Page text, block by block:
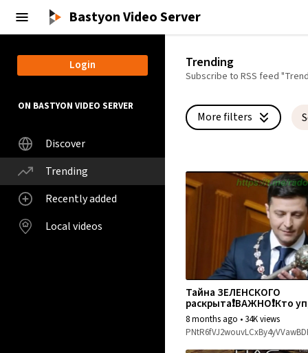
Bastyon Video Server
Login
ON BASTYON VIDEO SERVER
Discover
Trending
Recently added
Local videos
Trending
Subscribe to RSS feed
More filters
Update your settings
All languages
VOD & Live videos
Live videos
VOD videos
Тайна ЗЕЛЕНСКОГО
раскрыта❗ВАЖНО❗Кто
миром.
8 months ago • 34K views